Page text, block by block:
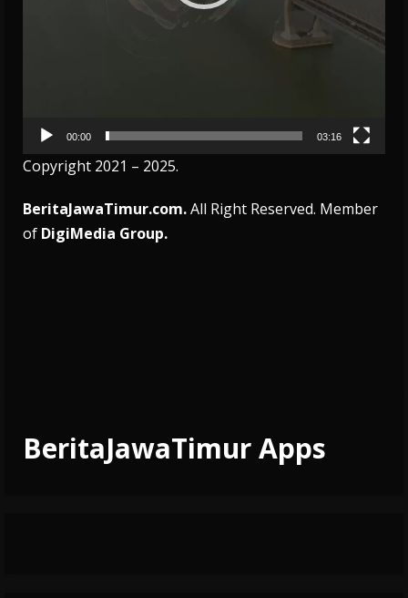
00:00 03:16
Copyright 2021 – 2025.
BeritaJawaTimur.com.All Right Reserved. Member
of DigiMedia Group.
BeritaJawaTimur Apps